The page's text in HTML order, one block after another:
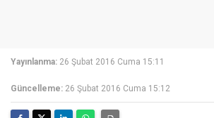
Yayınlanma: 26 Şubat 2016 Cuma 15:11
Güncelleme: 26 Şubat 2016 Cuma 15:12